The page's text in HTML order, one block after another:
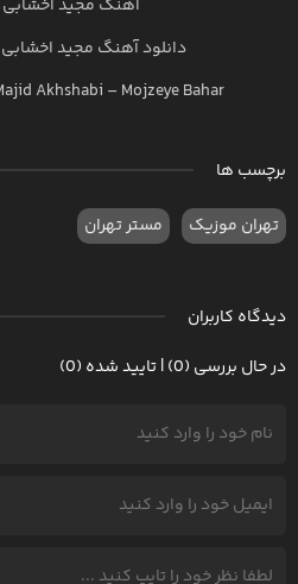
آهنگ مجید اخشابی
دانلود آهنگ مجید اخشابی
Akhshabi – Mojzeye Bahar
برچسب ها
تهران موزیک مستر تهران
دیدگاه کاربران
در حال بررسی (0) | تایید شده (0)